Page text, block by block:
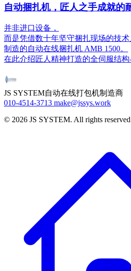
自动捆扎机，匠人之手成就的
并非进口设备，
而是凭借数十年坚守捆扎现场的技术
制造的自动在线捆扎机 AMB 1500。
在此介绍匠人精神打造的全伺服结构
JS SYSTEM自动在线打包机制造商
010-4514-3713 make@jssys.work
© 2026 JS SYSTEM. All rights